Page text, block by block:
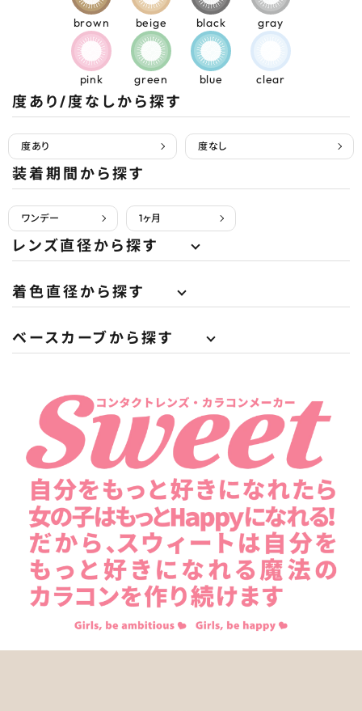
brown beige black gray
pink green blue clear
度あり/度なしから探す
度あり 度なし
装着期間から探す
ワンデー 1ヶ月
レンズ直径から探す
着色直径から探す
ベースカーブから探す